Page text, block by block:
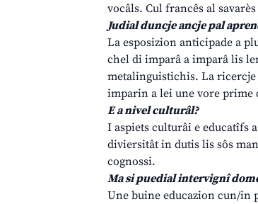
vocâls. Cul francês al
Judial duncje ancje pal
La esposizion anticipade a
chel di imparâ a imparâ lis
metalinguistichis. La
imparin a lei une vore prime
E a nivel culturâl?
I aspiets culturâi e educatîfs
diviersitât in dutis lis sôs
cognossi.
Ma si puedial intervignî
Une buine educazion cun/in